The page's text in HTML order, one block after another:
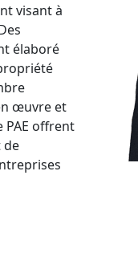
visant à
élaboré
œuvre et
PAE offrent
de